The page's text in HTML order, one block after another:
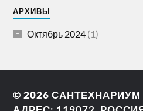
АРХИВЫ
Октябрь 2024 (1)
© 2026САНТЕХНАРИУМ